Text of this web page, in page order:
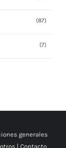
(87)
(7)
generales
| Contacto